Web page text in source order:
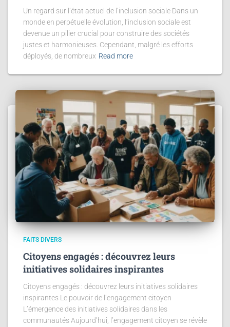
Un regard sur l’état actuel de l’inclusion sociale Dans un
monde en perpétuelle évolution, l’inclusion sociale est
devenue un pilier crucial pour construire des sociétés
justes et harmonieuses. Cependant, malgré les efforts
déployés, de nombreux Read more
FAITS DIVERS
Citoyens engagés : découvrez leurs
initiatives solidaires inspirantes
Citoyens engagés : découvrez leurs initiatives solidaires
inspirantes Le pouvoir de l’engagement citoyen
L’émergence des initiatives solidaires dans les
communautés Aujourd’hui, l’engagement citoyen se révèle